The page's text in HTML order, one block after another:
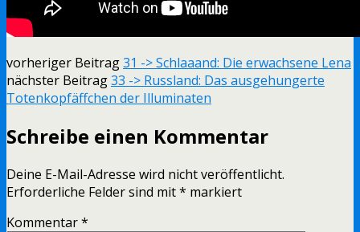
vorheriger Beitrag31 -> Schlaaand: Die erwachsene Lena
nächster Beitrag33 -> Russland: Das ausgehungerte
Totenkopfäffchen der Illuminaten
Schreibe einen Kommentar
Deine E-Mail-Adresse wird nicht veröffentlicht.
Erforderliche Felder sind mit* markiert
Kommentar*